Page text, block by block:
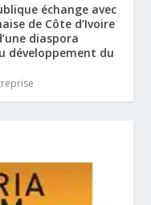
échange avec
de Côte d’Ivoire
diaspora
développement du